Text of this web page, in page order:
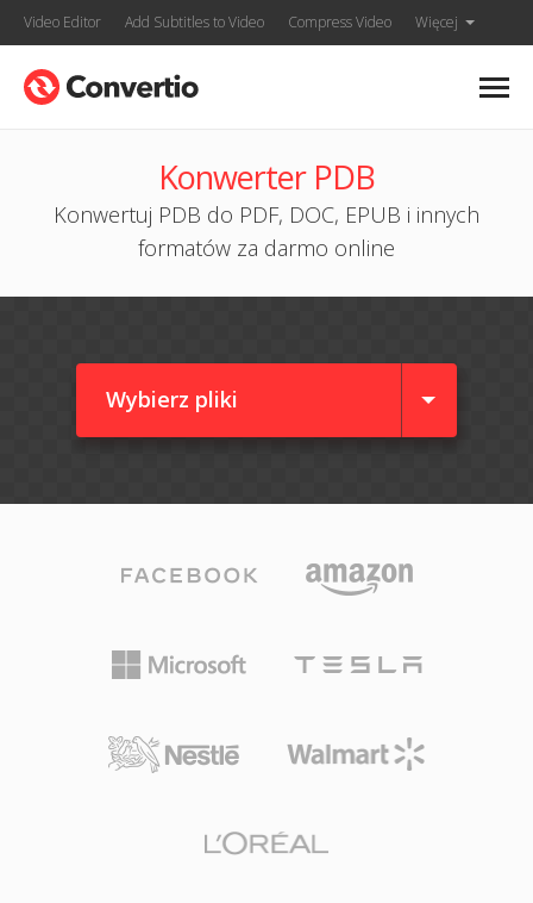
Video Editor Add Subtitles to Video Compress Video Więcej
Konwerter PDB
Konwertuj PDB do PDF, DOC, EPUB i innych
formatów za darmo online
Wybierz pliki